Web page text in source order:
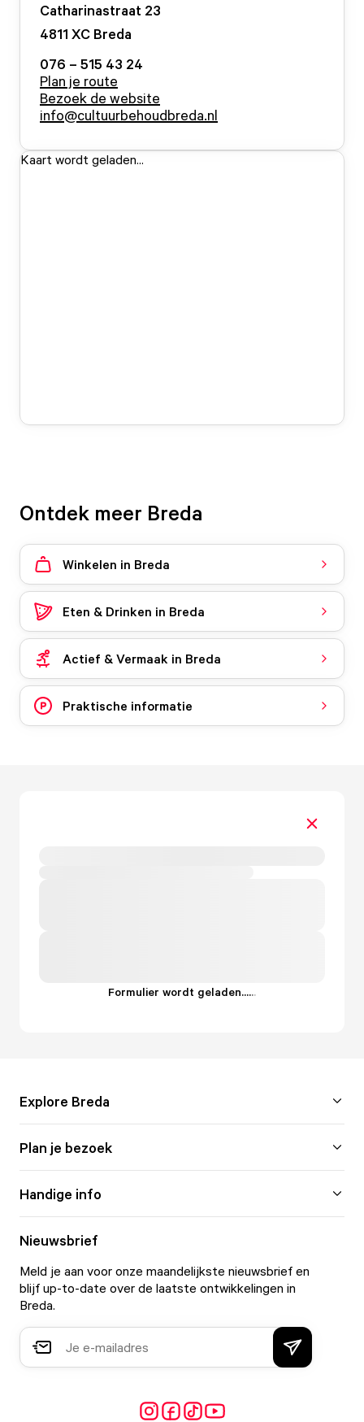
Catharinastraat 23
4811 XC Breda
076 – 515 43 24
Plan je route
Bezoek de website
info@cultuurbehoudbreda.nl
Kaart wordt geladen...
Ontdek meer Breda
Winkelen in Breda
Eten & Drinken in Breda
Actief & Vermaak in Breda
Praktische informatie
Formulier wordt geladen......
Explore Breda
Plan je bezoek
Handige info
Nieuwsbrief
Meld je aan voor onze maandelijkste nieuwsbrief en
blijf up-to-date over de laatste ontwikkelingen in
Breda.